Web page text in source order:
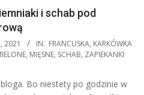
i schab pod
2021 IN: FRANCUSKA, KARKÓWKA
, MIĘSNE, SCHAB, ZAPIEKANKI
Bo niestety po godzinie w